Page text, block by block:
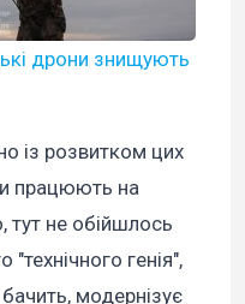
дрони знищують
із розвитком цих
працюють на
тут не обійшлось
"технічного генія",
модернізує